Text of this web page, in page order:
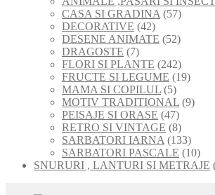
produse
CASA SI GRADINA 5757
produse
DECORATIVE 4242
de
DESENE ANIMATE 5252
produse
DRAGOSTE 77
produse
FLORI SI PLANTE 242242
de
FRUCTE SI LEGUME 1919
MAMA SI COPILUL 55
produse
MOTIV TRADITIONAL 99
PEISAJE SI ORASE 4747
de
produse
RETRO SI VINTAGE 88
produse
SARBATORI IARNA 133133
de
SARBATORI PASCALE 1010
SNURURI , LANTURI SI METRAJE